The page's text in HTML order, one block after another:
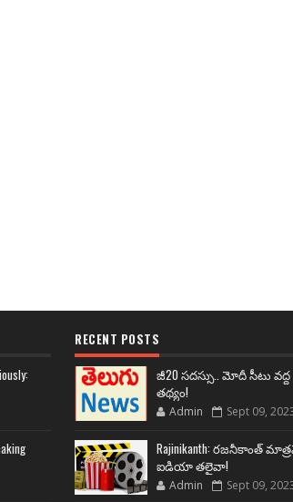
RECENT POSTS
జీ20 సదస్సు.. మోదీ సీటు
తథ్యం!
Admin Sept 09,
Rajinikanth: రజనీకాంత్
ఐడియా తలైవా!
Admin Sept 09,